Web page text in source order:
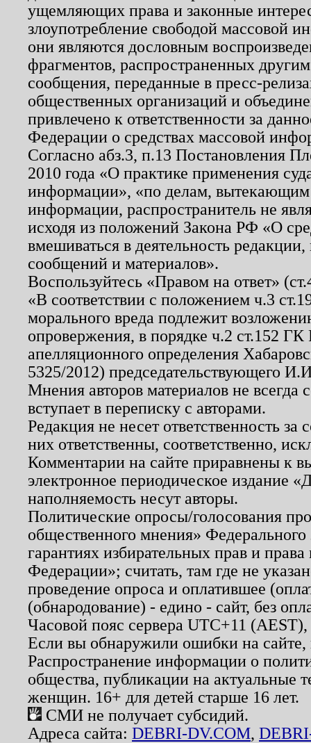
ущемляющих права и законные
злоупотребление свободой массовой
они являются дословным
фрагментов, распространенных
сообщения, переданные в пресс-
общественных организаций и
привлечено к ответственности за
Федерации о средствах массовой
Согласно абз.3, п.13 Постановления
2010 года «О практике применения
информации», «по делам, вытекающим
информации, распространитель не
исходя из положений Закона РФ «О
вмешиваться в деятельность
сообщений и материалов».
Воспользуйтесь «Правом на ответ»
«В соответствии с положением ч.3
морального вреда подлежит
опровержения, в порядке ч.2 ст.152
апелляционного определения
5325/2012) председательствующего
Мнения авторов материалов не
вступает в переписку с авторами.
Редакция не несет ответственность
них ответственны, соответственно,
Комментарии на сайте приравнены к
электронное периодическое издание
наполняемость несут авторы.
Политические опросы/голосования
общественного мнения»
гарантиях избирательных прав и
Федерации»; считать, там где не
проведение опроса и оплатившее
(обнародование) - едино - сайт, без
Часовой пояс сервера UTC+11
Если вы обнаружили ошибки на
Распространение информации о
общества, публикации на актуальные
женщин. 16+ для детей старше 16 лет.
СМИ не получает субсидий.
Адреса сайта: DEBRI-DV.COM,